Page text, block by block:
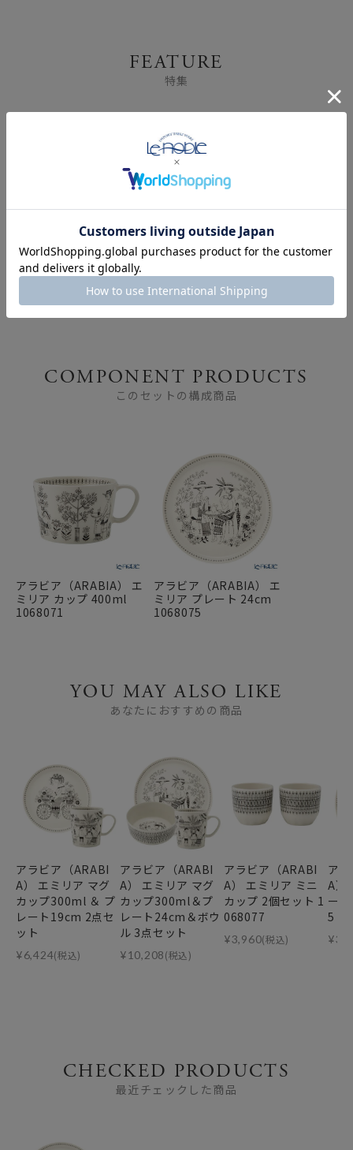
FEATURE
特集
1957年に誕生したアラ
ビアの名作「エミリア」
バレンタインにもおすす
め
COMPONENT PRODUCTS
このセットの構成商品
アラビア（ARABIA） エ
ミリア カップ 400ml
1068071
アラビア（ARABIA） エ
ミリア プレート 24cm
1068075
YOU MAY ALSO LIKE
あなたにおすすめの商品
アラビア（ARABI
A） エミリア マグ
カップ300ml ＆ プ
レート19cm 2点セ
ット
¥6,424(税込)
アラビア（ARABI
A） エミリア マグ
カップ300ml＆プ
レート24cm＆ボウ
ル 3点セット
¥10,208(税込)
アラビア（ARABI
A） エミリア ミニ
カップ 2個セット 1
068077
¥3,960(税込)
ア
A）
ー
5
¥
CHECKED PRODUCTS
最近チェックした商品